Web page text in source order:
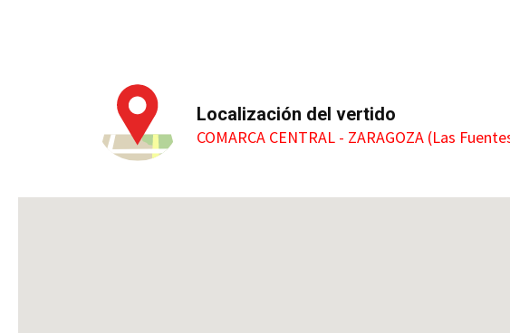
Localización del vertido
COMARCA CENTRAL - ZARAGOZA (Las